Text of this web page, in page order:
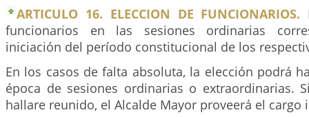
ARTICULO 16. ELECCION DE FUNCIONARIOS.
funcionarios en las sesiones ordinarias
iniciación del período constitucional de los
En los casos de falta absoluta, la elección podrá
época de sesiones ordinarias o extraordinarias.
hallare reunido, el Alcalde Mayor proveerá el cargo